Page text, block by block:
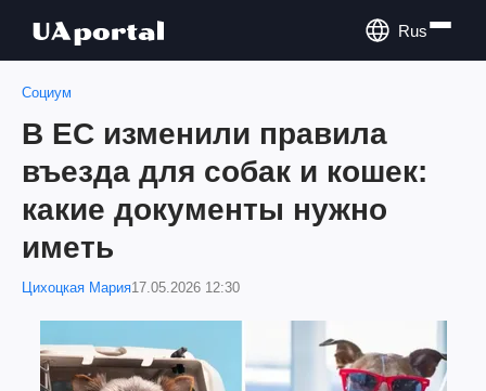
Rus
Социум
В ЕС изменили правила
въезда для собак и кошек:
какие документы нужно
иметь
Цихоцкая Мария17.05.2026 12:30